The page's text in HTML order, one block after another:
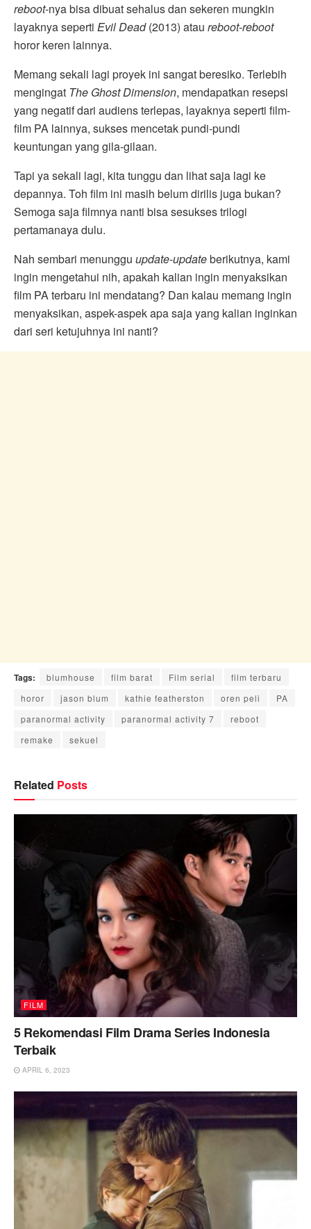
reboot-nya bisa dibuat sehalus dan sekeren mungkin
layaknya seperti Evil Dead(2013) atau reboot-reboot
horor keren lainnya.
Memang sekali lagi proyek ini sangat beresiko. Terlebih
mengingat The Ghost Dimension, mendapatkan resepsi
yang negatif dari audiens terlepas, layaknya seperti film-
film PA lainnya, sukses mencetak pundi-pundi
keuntungan yang gila-gilaan.
Tapi ya sekali lagi, kita tunggu dan lihat saja lagi ke
depannya. Toh film ini masih belum dirilis juga bukan?
Semoga saja filmnya nanti bisa sesukses trilogi
pertamanaya dulu.
Nah sembari menunggu update-updateberikutnya, kami
ingin mengetahui nih, apakah kalian ingin menyaksikan
film PA terbaru ini mendatang? Dan kalau memang ingin
menyaksikan, aspek-aspek apa saja yang kalian inginkan
dari seri ketujuhnya ini nanti?
Tags: blumhouse film barat Film serial
film terbaru
horor
jason blum kathie featherston oren peli
PA
paranormal activity
paranormal activity 7
reboot
remake
sekuel
Related Posts
FILM
5 Rekomendasi Film Drama Series Indonesia
Terbaik
APRIL 6, 2023